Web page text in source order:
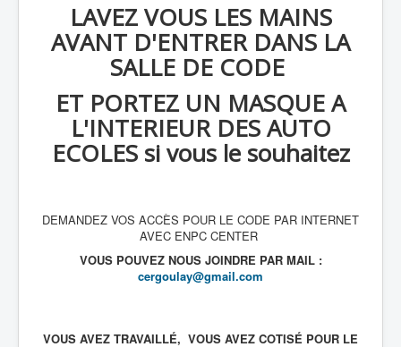
LAVEZ VOUS LES MAINS
AVANT D'ENTRER DANS LA
SALLE DE CODE
ET PORTEZ UN MASQUE A
L'INTERIEUR DES AUTO
ECOLES si vous le souhaitez
DEMANDEZ VOS ACCÈS POUR LE CODE PAR INTERNET
AVEC ENPC CENTER
VOUS POUVEZ NOUS JOINDRE PAR MAIL :
cergoulay@gmail.com
VOUS AVEZ TRAVAILLÉ, VOUS AVEZ COTISÉ POUR LE